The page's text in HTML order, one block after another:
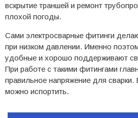
вскрытие траншей и ремонт
плохой погоды.
Сами электросварные фитинги
при низком давлении. Именно
удобные и хорошо поддерживают
При работе с такими фитингами
правильное напряжение для
можно испортить.